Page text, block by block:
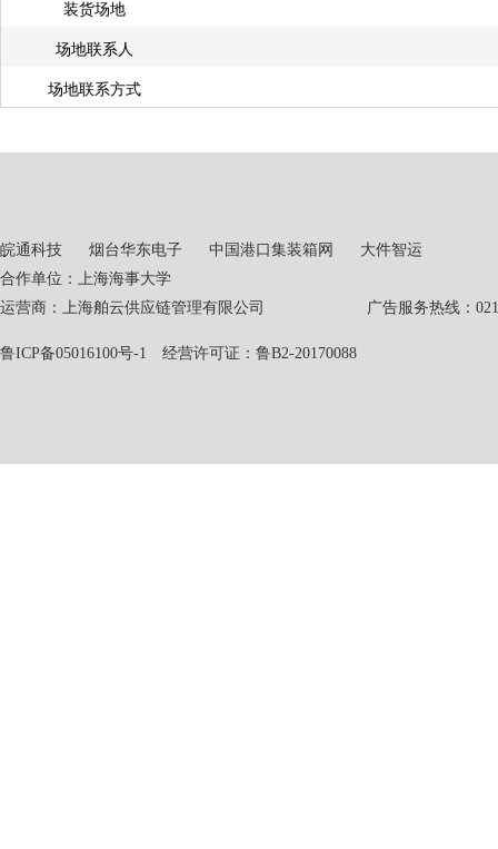
装货场地
场地联系人
场地联系方式
皖通科技 烟台华东电子 中国港口集装箱网
大件智运
合作单位：上海海事大学
运营商：上海舶云供应链管理有限公司 广告服务热线：021-
鲁ICP备05016100号-1 经营许可证：鲁B2-20170088